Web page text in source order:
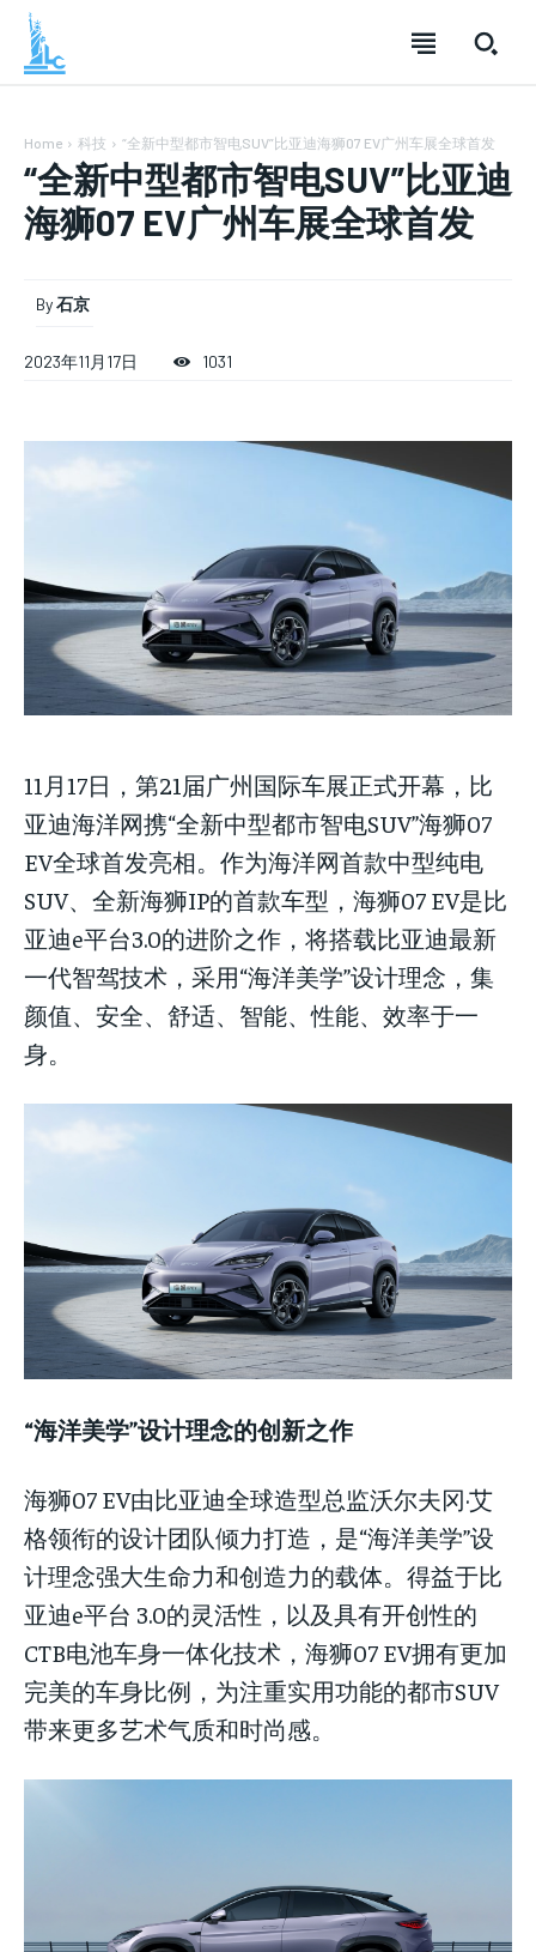
We have a curated list of the most noteworthy news
from all across the globe. With any subscription plan,
that let you
Your Profile
NEWS LIFESTYLE PUBLIC OPINION
LIFESTYLE
We have a curated list of the most noteworthy news from all
across the globe. With any subscription plan, you get access
exclusive articles that let you stay ahead of the curve.
NEWS LIFESTYLE PUBLIC OPINION
LIFESTYLE
We have a curated list of the most noteworthy news from all
across the globe. With any subscription plan, you get access
exclusive articles that let you stay ahead of the curve.
NEWS LIFESTYLE PUBLIC OPINION
LIFESTYLE
Home 科技 “全新中型都市智电SUV”比亚迪海狮07 EV广州车展全球首发
“全新中型都市智电SUV”比亚迪
海狮07 EV广州车展全球首发
By石京
2023年11月17日 1031
11月17日，第21届广州国际车展正式开幕，比
亚迪海洋网携“全新中型都市智电SUV”海狮07
EV全球首发亮相。作为海洋网首款中型纯电
SUV、全新海狮IP的首款车型，海狮07 EV是比
亚迪e平台3.0的进阶之作，将搭载比亚迪最新
一代智驾技术，采用“海洋美学”设计理念，集
颜值、安全、舒适、智能、性能、效率于一
身。
“海洋美学”设计理念的创新之作
海狮07 EV由比亚迪全球造型总监沃尔夫冈·艾
格领衔的设计团队倾力打造，是“海洋美学”设
计理念强大生命力和创造力的载体。得益于比
亚迪e平台 3.0的灵活性，以及具有开创性的
CTB电池车身一体化技术，海狮07 EV拥有更加
完美的车身比例，为注重实用功能的都市SUV
带来更多艺术气质和时尚感。